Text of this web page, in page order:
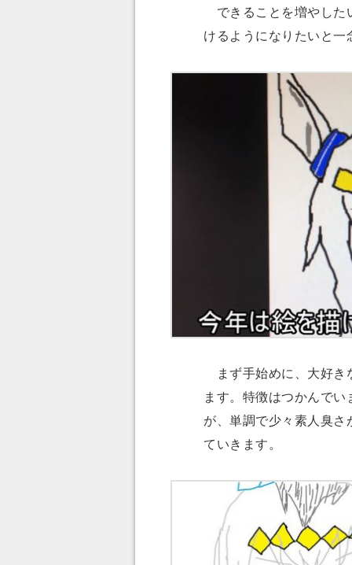
できることを増やした
けるようになりたいと
まず手始めに、大好き
ます。特徴はつかんで
が、単調で少々素人臭
ていきます。